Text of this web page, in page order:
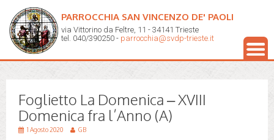
PARROCCHIA SAN VINCENZO DE' PAOLI
via Vittorino da Feltre, 11 - 34141 Trieste
tel. 040/390250 - parrocchia@svdp-trieste.it
Foglietto La Domenica – XVIII
Domenica fra l’Anno (A)
1 Agosto 2020 GB